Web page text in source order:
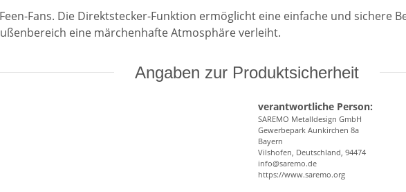
Fans. Die Direktstecker-Funktion ermöglicht eine einfache und sichere
eine märchenhafte Atmosphäre verleiht.
Angaben zur Produktsicherheit
verantwortliche Person:
SAREMO Metalldesign GmbH
Gewerbepark Aunkirchen 8a
Bayern
Vilshofen, Deutschland, 94474
info@saremo.de
https://www.saremo.org